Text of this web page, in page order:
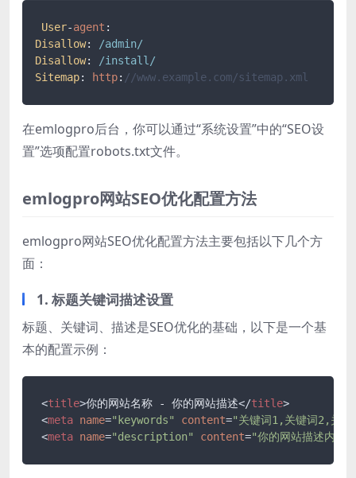
User-agent
Disallow:
/admin/
Disallow:
/install/
Sitemap: http: //www.example.com/sitemap.xml
在emlogpro后台，你可以通过“系统设置”中的“SEO设
置”选项配置robots.txt文件。
emlogpro网站SEO优化配置方法
emlogpro网站SEO优化配置方法主要包括以下几个方
面：
1. 标题关键词描述设置
标题、关键词、描述是SEO优化的基础，以下是一个基
本的配置示例：
<title>你的网站名称 - 你的网站描述</title>
<meta name="keywords" content="关键词1,关键词2,关
<meta name="description" content="你的网站描述内容"